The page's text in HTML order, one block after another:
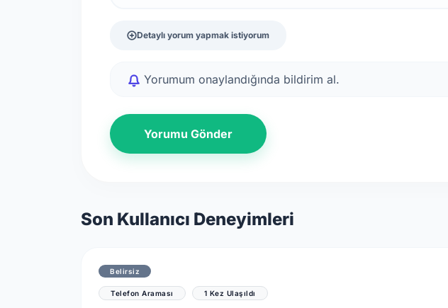
Detaylı yorum yapmak istiyorum
Yorumum onaylandığında bildirim al.
Yorumu Gönder
Son Kullanıcı Deneyimleri
Belirsiz
Telefon Araması 1 Kez Ulaşıldı